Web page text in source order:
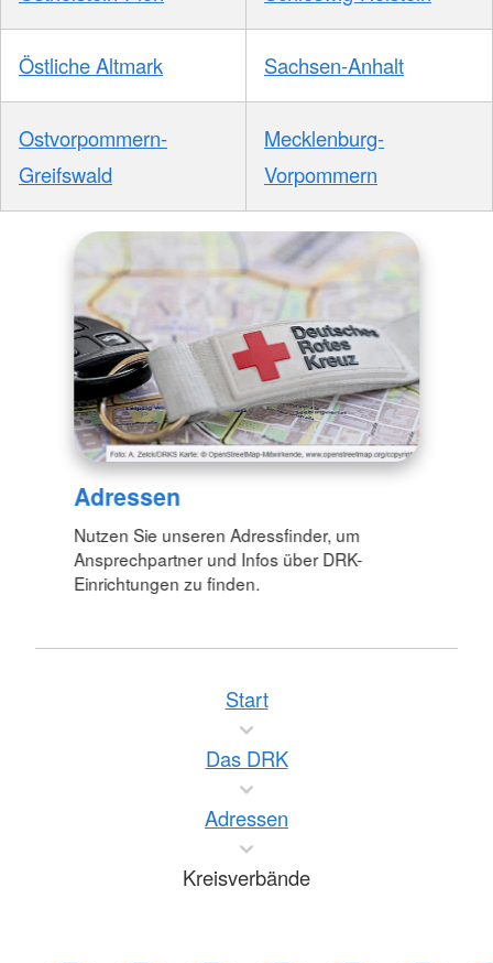
Östliche Altmark Sachsen-Anhalt
Ostvorpommern-
Greifswald
Mecklenburg-
Vorpommern
Adressen
Nutzen Sie unseren Adressfinder, um
Ansprechpartner und Infos über DRK-
Einrichtungen zu finden.
Start
Das DRK
Adressen
Kreisverbände